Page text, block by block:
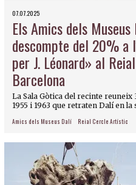
07.07.2025
Els Amics dels
descompte del 20% a
per J. Léonard» al
Barcelona
La Sala Gòtica del recinte
1955 i 1963 que retraten Dalí en
Amics dels Museus Dalí Reial Cercle Artístic